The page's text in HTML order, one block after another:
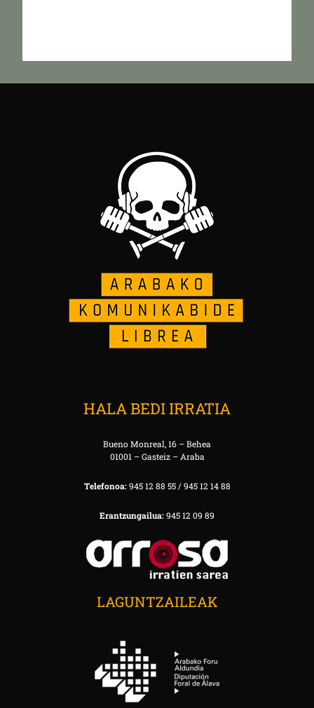
HALA BEDI IRRATIA
Bueno Monreal, 16 – Behea
01001 – Gasteiz – Araba
Telefonoa:945 12 88 55 / 945 12 14 88
Erantzungailua:945 12 09 89
LAGUNTZAILEAK